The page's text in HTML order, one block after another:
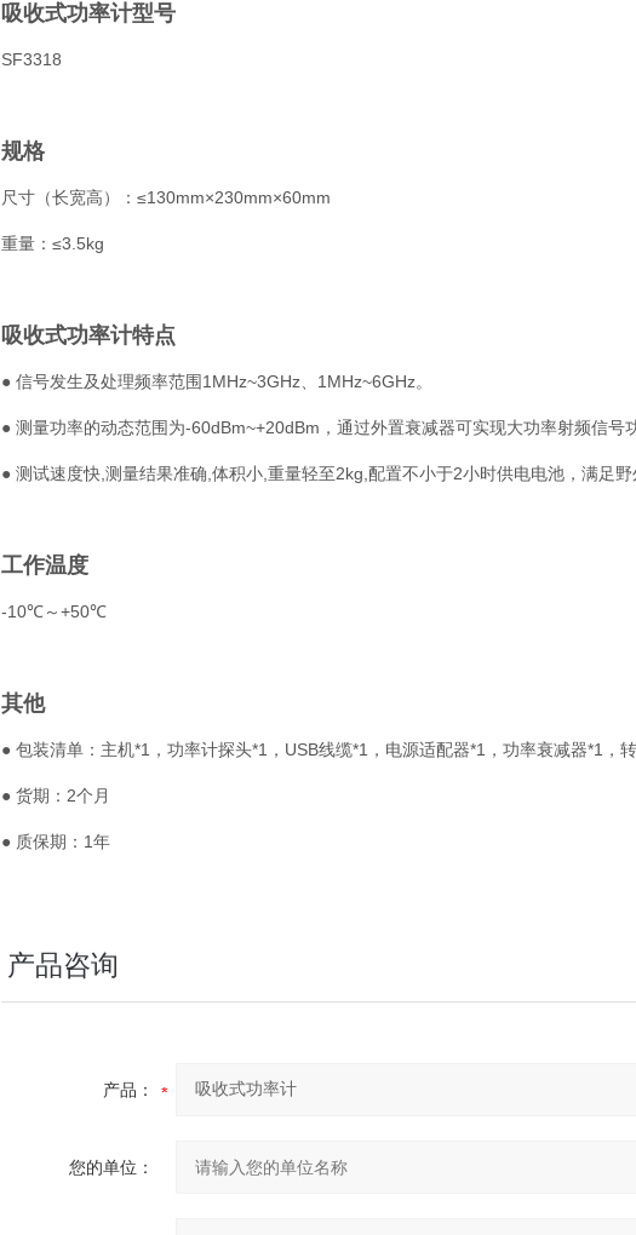
吸收式功率计型号
SF3318
规格
尺寸（长宽高）：≤130mm×230mm×60mm
重量：≤3.5kg
吸收式功率计特点
● 信号发生及处理频率范围1MHz~3GHz、1MHz~6GHz。
● 测量功率的动态范围为-60dBm~+20dBm，通过外置衰减器可实现大功率射频信
● 测试速度快,测量结果准确,体积小,重量轻至2kg,配置不小于2小时供电电池，满足
工作温度
-10℃～+50℃
其他
● 包装清单：主机*1，功率计探头*1，USB线缆*1，电源适配器*1，功率衰减器*1，
● 货期：2个月
● 质保期：1年
产品咨询
产品：
您的单位：